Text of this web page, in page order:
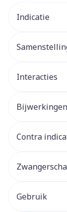
Indicatie
Interacties
Bijwerkingen
Contra
Gebruik